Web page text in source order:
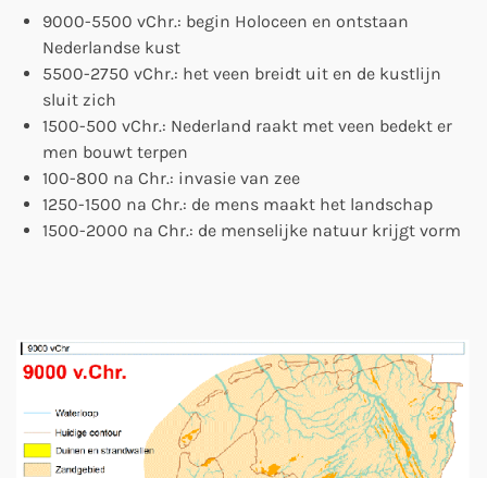
9000-5500 vChr.: begin Holoceen en ontstaan
Nederlandse kust
5500-2750 vChr.: het veen breidt uit en de kustlijn
sluit zich
1500-500 vChr.: Nederland raakt met veen bedekt er
men bouwt terpen
100-800 na Chr.: invasie van zee
1250-1500 na Chr.: de mens maakt het landschap
1500-2000 na Chr.: de menselijke natuur krijgt vorm